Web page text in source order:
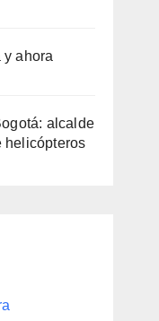
y ahora
alcalde
helicópteros